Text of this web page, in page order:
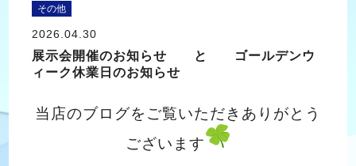
その他
2026.04.30
展示会開催のお知らせ と ゴールデンウ
ィーク休業日のお知らせ
当店のブログをご覧いただきありがとう
ございます